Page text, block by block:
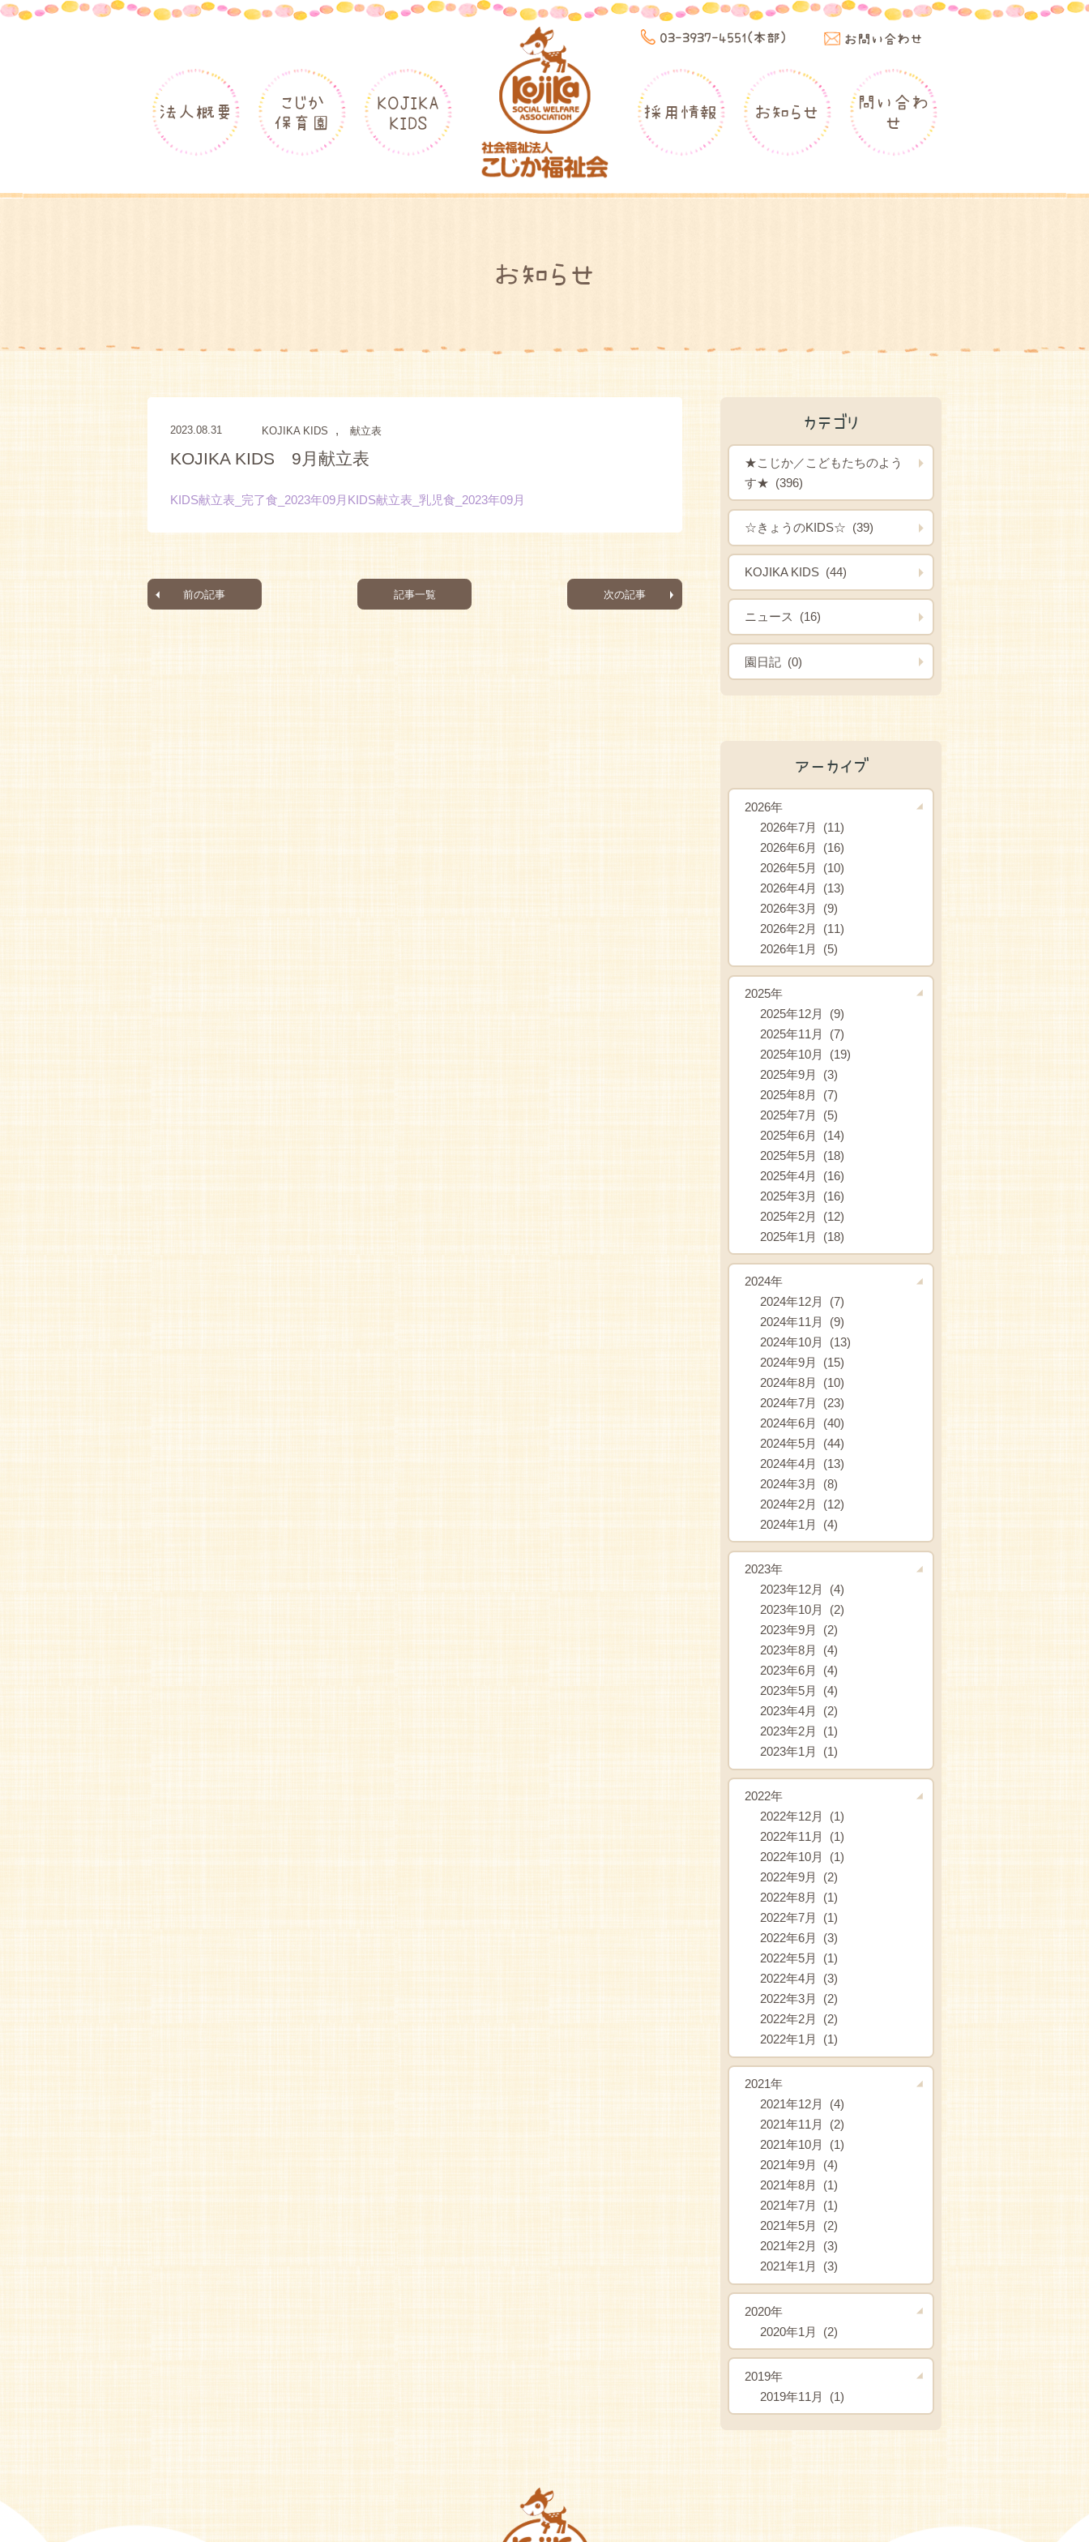
03-3937-4551(本部) お問い合わせ
法人概要
こじか
保育園
KOJIKA
KIDS
採用情報 お知らせ
問い合わ
せ
お知らせ
2023.08.31 KOJIKA KIDS , 献立表
KOJIKA KIDS 9月献立表
KIDS献立表_完了食_2023年09月 KIDS献立表_乳児食_2023年09月
前の記事 記事一覧 次の記事
カテゴリ
★こじか／こどもたちのよう
す★ (396)
☆きょうのKIDS☆ (39)
KOJIKA KIDS (44)
ニュース (16)
園日記 (0)
アーカイブ
2026年
2026年7月 (11)
2026年6月 (16)
2026年5月 (10)
2026年4月 (13)
2026年3月 (9)
2026年2月 (11)
2026年1月 (5)
2025年
2025年12月 (9)
2025年11月 (7)
2025年10月 (19)
2025年9月 (3)
2025年8月 (7)
2025年7月 (5)
2025年6月 (14)
2025年5月 (18)
2025年4月 (16)
2025年3月 (16)
2025年2月 (12)
2025年1月 (18)
2024年
2024年12月 (7)
2024年11月 (9)
2024年10月 (13)
2024年9月 (15)
2024年8月 (10)
2024年7月 (23)
2024年6月 (40)
2024年5月 (44)
2024年4月 (13)
2024年3月 (8)
2024年2月 (12)
2024年1月 (4)
2023年
2023年12月 (4)
2023年10月 (2)
2023年9月 (2)
2023年8月 (4)
2023年6月 (4)
2023年5月 (4)
2023年4月 (2)
2023年2月 (1)
2023年1月 (1)
2022年
2022年12月 (1)
2022年11月 (1)
2022年10月 (1)
2022年9月 (2)
2022年8月 (1)
2022年7月 (1)
2022年6月 (3)
2022年5月 (1)
2022年4月 (3)
2022年3月 (2)
2022年2月 (2)
2022年1月 (1)
2021年
2021年12月 (4)
2021年11月 (2)
2021年10月 (1)
2021年9月 (4)
2021年8月 (1)
2021年7月 (1)
2021年5月 (2)
2021年2月 (3)
2021年1月 (3)
2020年
2020年1月 (2)
2019年
2019年11月 (1)